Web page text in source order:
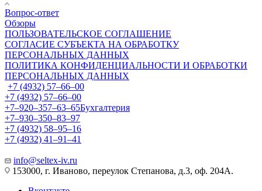
Вопрос-ответ
Обзоры
ПОЛЬЗОВАТЕЛЬСКОЕ СОГЛАШЕНИЕ
СОГЛАСИЕ СУБЪЕКТА НА ОБРАБОТКУ
ПЕРСОНАЛЬНЫХ ДАННЫХ
ПОЛИТИКА КОНФИДЕНЦИАЛЬНОСТИ И ОБРАБОТКИ
ПЕРСОНАЛЬНЫХ ДАННЫХ
+7 (4932) 57‒66‒00
+7 (4932) 57‒66‒00
+7‒920‒357‒63‒65Бухгалтерия
+7‒930‒350‒83‒97
+7 (4932) 58‒95‒16
+7 (4932) 41‒91‒41
info@seltex-iv.ru
153000, г. Иваново, переулок Степанова, д.3, оф. 204А.